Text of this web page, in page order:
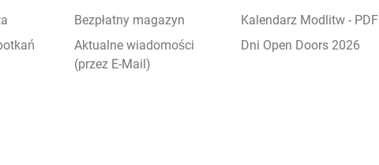
Bezpłatny magazyn
Aktualne wiadomości
(przez E-Mail)
Kalendarz Modlitw - PDF
Dni Open Doors 2026